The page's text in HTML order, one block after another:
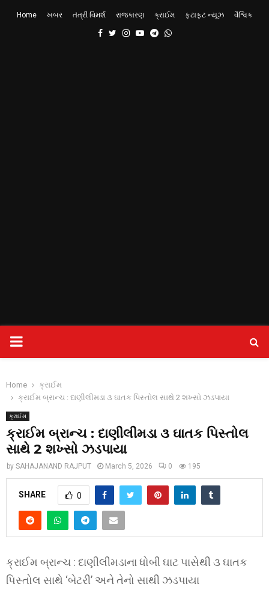
Home ખબર તંત્રી વિમર્શ રાજકારણ ક્રાઈમ ફટાફટ ન્યૂઝ વૈશ્વિક
Facebook
TwitterInstagram
YoutubeTelegram
Whatsapp
PRIMARY
Home
ક્રાઈમ
ક્રાઈમ બ્રાન્ચ : દાણીલીમડા ૩ ઘાતક પિસ્તોલ સાથે 2 શખ્સો ઝડપાયા
ક્રાઈમ
ક્રાઈમ બ્રાન્ચ : દાણીલીમડા ૩ ઘાતક પિસ્તોલ
સાથે 2 શખ્સો ઝડપાયા
by SAHAJANAND RAJPUT March 5, 2026 0 195
SHARE 0
ક્રાઈમ બ્રાન્ચ : દાણીલીમડાના ધોબી ઘાટ પાસેથી ૩ ઘાતક
પિસ્તોલ સાથે ‘બેટરી’ અને તેનો સાથી ઝડપાયા